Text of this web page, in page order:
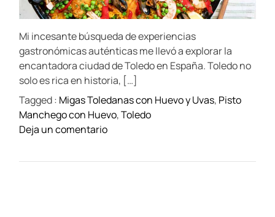
a
d
i
m
e
Mi incesante búsqueda de experiencias
gastronómicas auténticas me llevó a explorar la
encantadora ciudad de Toledo en España. Toledo no
solo es rica en historia, […]
Tagged : Migas Toledanas con Huevo y Uvas, Pisto
Manchego con Huevo,Toledo
Deja un comentarioo
¡